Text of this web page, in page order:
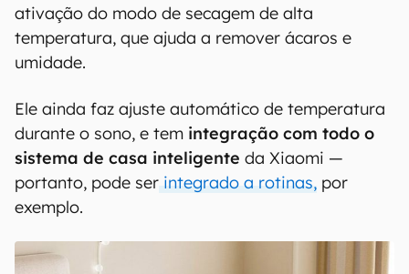
ativação do modo de secagem de alta
temperatura, que ajuda a remover ácaros e
umidade.
Ele ainda faz ajuste automático de temperatura
durante o sono, e tem integração com todo o
sistema de casa inteligente da Xiaomi —
portanto, pode ser integrado a rotinas, por
exemplo.